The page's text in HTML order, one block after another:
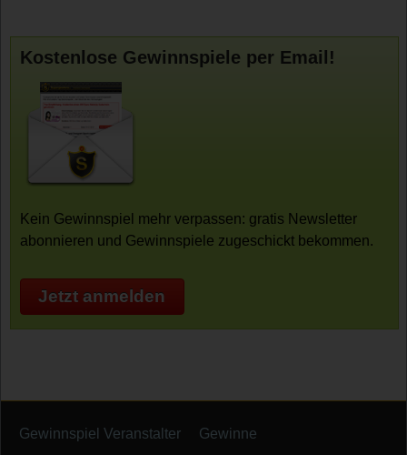
Kostenlose Gewinnspiele per Email!
Kein Gewinnspiel mehr verpassen: gratis Newsletter
abonnieren und Gewinnspiele zugeschickt bekommen.
Jetzt anmelden
Gewinnspiel Veranstalter Gewinne